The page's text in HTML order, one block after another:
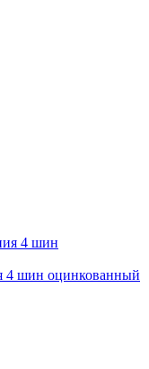
4 шин оцинкованный